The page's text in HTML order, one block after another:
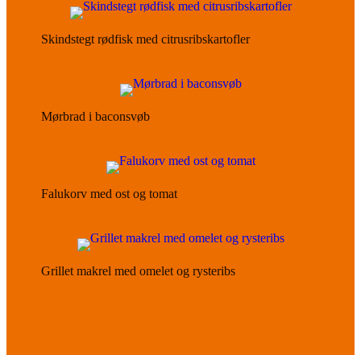
Skindstegt rødfisk med citrusribskartofler
Mørbrad i baconsvøb
Falukorv med ost og tomat
Grillet makrel med omelet og rysteribs